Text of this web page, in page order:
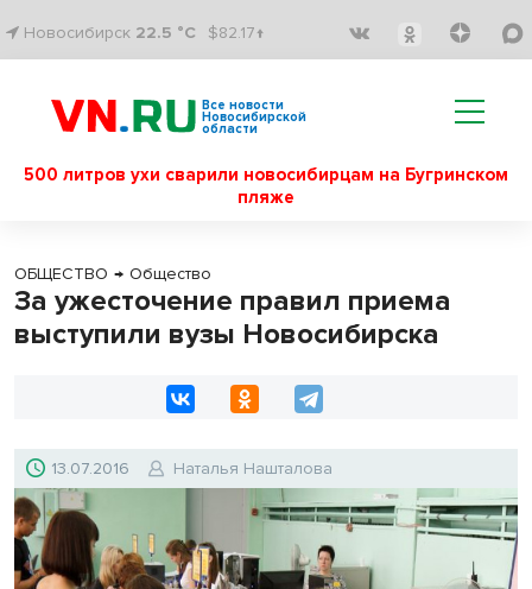
Новосибирск 22.5 °C $82.17↑
Все новости
Новосибирской
области
500 литров ухи сварили новосибирцам на Бугринском
пляже
ОБЩЕСТВО → Общество
За ужесточение правил приема
выступили вузы Новосибирска
13.07.2016 Наталья Нашталова